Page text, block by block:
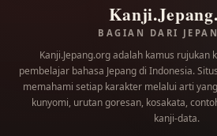
BAGIAN DARI
Kanji.Jepang.org adalah kamus rujukan
pembelajar bahasa Jepang di Indonesia.
memahami setiap karakter melalui arti
kunyomi, urutan goresan, kosakata,
kanji-data.